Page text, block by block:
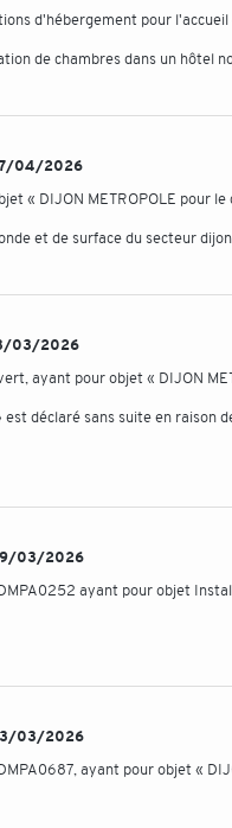
d'hébergement pour
de chambres dans un hôtel
04/2026
« DIJON METROPOLE pour
et de surface du secteur
03/2026
ayant pour objet « DIJON
déclaré sans suite en raison
03/2026
ayant pour objet
03/2026
ayant pour objet «